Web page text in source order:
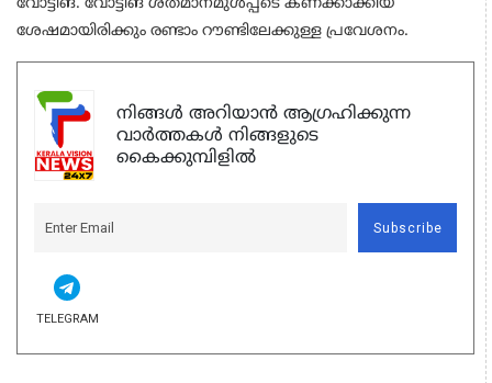
വോട്ടിങ്. വോട്ടിങ് ശതമാനമുള്‍പ്പടെ കണക്കാക്കിയ
ശേഷമായിരിക്കും രണ്ടാം റൗണ്ടിലേക്കുള്ള പ്രവേശനം.
നിങ്ങൾ അറിയാൻ ആഗ്രഹിക്കുന്ന
വാർത്തകൾ നിങ്ങളുടെ
കൈക്കുമ്പിളിൽ
Subscribe
TELEGRAM